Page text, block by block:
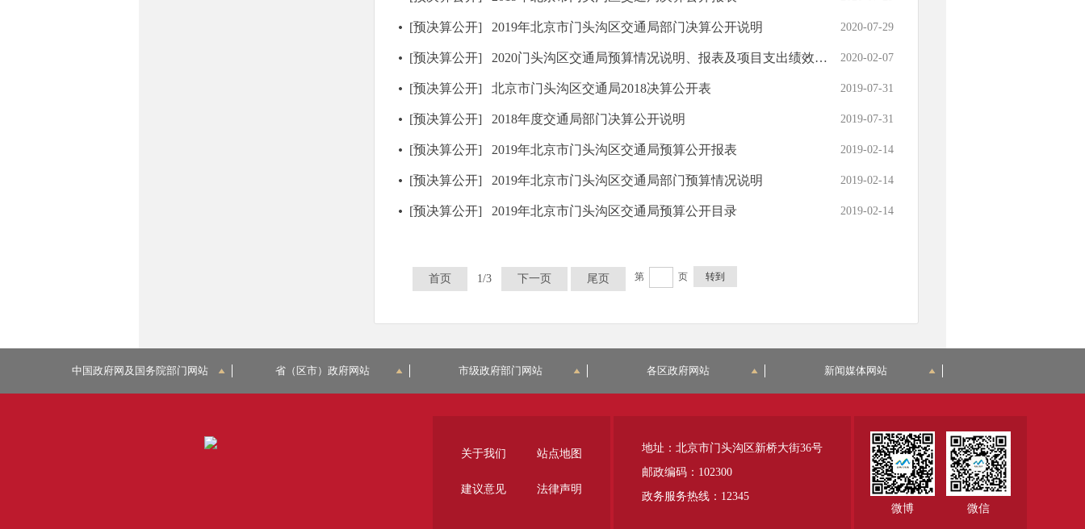
[预决算公开] 2019年北京市门头沟区交通局部门决算公开说明 2020-07-29
[预决算公开] 2020门头沟区交通局预算情况说明、报表及项目支出绩效目标申报表 2020-02-07
[预决算公开] 北京市门头沟区交通局2018决算公开表 2019-07-31
[预决算公开] 2018年度交通局部门决算公开说明 2019-07-31
[预决算公开] 2019年北京市门头沟区交通局预算公开报表 2019-02-14
[预决算公开] 2019年北京市门头沟区交通局部门预算情况说明 2019-02-14
[预决算公开] 2019年北京市门头沟区交通局预算公开目录 2019-02-14
首页 1/3 下一页 尾页 第 页 转到
中国政府网及国务院部门网站 省（区市）政府网站 市级政府部门网站 各区政府网站 新闻媒体网站
微博 微信
地址：北京市门头沟区新桥大街36号
邮政编码：102300
政务服务热线：12345
关于我们 站点地图
建议意见 法律声明